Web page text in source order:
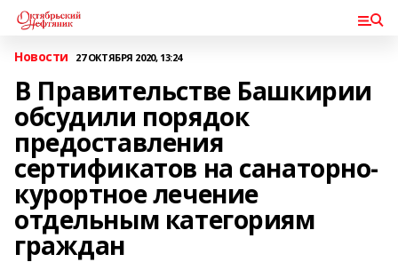
Новости 27 ОКТЯБРЯ 2020, 13:24
В Правительстве Башкирии
обсудили порядок
предоставления
сертификатов на санаторно-
курортное лечение
отдельным категориям
граждан